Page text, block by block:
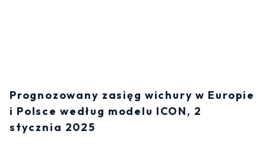
Prognozowany zasięg wichury w Europie
i Polsce według modelu ICON, 2
stycznia 2025